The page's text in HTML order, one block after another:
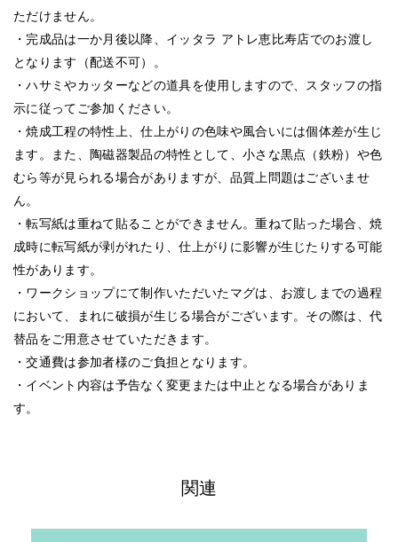
ただけません。
・完成品は一か月後以降、イッタラ アトレ恵比寿店でのお渡し
となります（配送不可）。
・ハサミやカッターなどの道具を使用しますので、スタッフの指
示に従ってご参加ください。
・焼成工程の特性上、仕上がりの色味や風合いには個体差が生じ
ます。また、陶磁器製品の特性として、小さな黒点（鉄粉）や色
むら等が見られる場合がありますが、品質上問題はございませ
ん。
・転写紙は重ねて貼ることができません。重ねて貼った場合、焼
成時に転写紙が剥がれたり、仕上がりに影響が生じたりする可能
性があります。
・ワークショップにて制作いただいたマグは、お渡しまでの過程
において、まれに破損が生じる場合がございます。その際は、代
替品をご用意させていただきます。
・交通費は参加者様のご負担となります。
・イベント内容は予告なく変更または中止となる場合がありま
す。
関連